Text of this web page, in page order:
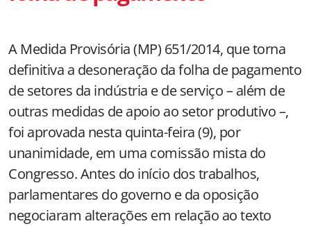
A Medida Provisória (MP) 651/2014, que torna
definitiva a desoneração da folha de pagamento
de setores da indústria e de serviço – além de
outras medidas de apoio ao setor produtivo –,
foi aprovada nesta quinta-feira (9), por
unanimidade, em uma comissão mista do
Congresso. Antes do início dos trabalhos,
parlamentares do governo e da oposição
negociaram alterações em relação ao texto